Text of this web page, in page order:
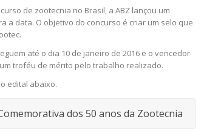
de zootecnia no Brasil, a ABZ lançou um
a data. O objetivo do concurso é criar um selo que
até o dia 10 de janeiro de 2016 e o vencedor
troféu de mérito pelo trabalho realizado.
edital abaixo.
dos 50 anos da Zootecnia